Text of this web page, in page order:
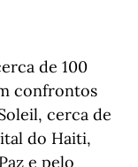
de 100
confrontos
cerca de
do Haiti,
e pelo